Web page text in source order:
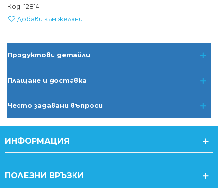
Код: 12814
Добави към желани
Продуктови детайли
Плащане и доставка
Често задавани въпроси
ИНФОРМАЦИЯ
ПОЛЕЗНИ ВРЪЗКИ